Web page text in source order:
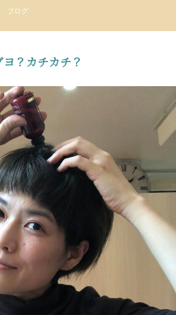
ブログ
？カチカチ？